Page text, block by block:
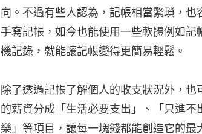
向。不過有些人認為，記帳相當繁瑣，
手寫記帳，如今也能使用一些軟體例如
機記錄，就能讓記帳變得更簡易輕鬆。
除了透過記帳了解個人的收支狀況外，
的薪資分成「生活必要支出」、「只進
樂」等項目，讓每一塊錢都能創造它的最